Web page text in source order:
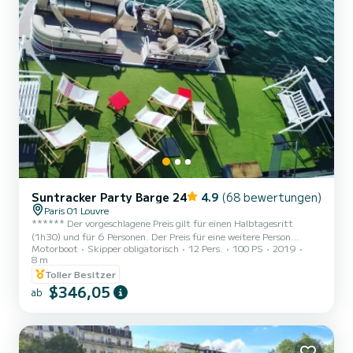
Suntracker Party Barge 24 4.9 (68 bewertungen)
Paris 01 Louvre
****** Der vorgeschlagene Preis gilt für einen Halbtagesritt
(1h30) und für 6 Personen. Der Preis für eine weitere Person
beträgt 65 € pro Passagier. Kraftstoff ist im Preis inbegriffen. Wir
bieten eine Abfahrt vom Louvre-Zwischenstopp am Fuße des
Museums an Der Preis richtet sich nach der Anzahl der Passagiere
(mindestens 6, maximal 12 auf einem Boot und 24 auf zwei
Booten). plus 50 € Reservierungsgebühr ***** Hallo, Ich biete
Motorboot Skipper obligatorisch 12 Pers. 100 PS
2019
8 m
Toller Besitzer
ab $346,05